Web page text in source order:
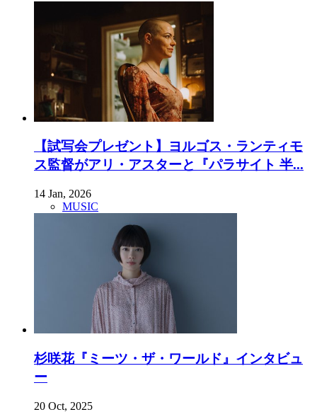
【試写会プレゼント】ヨルゴス・ランティモ
ス監督がアリ・アスターと『パラサイト 半...
14 Jan, 2026
MUSIC
杉咲花『ミーツ・ザ・ワールド』インタビュ
ー
20 Oct, 2025